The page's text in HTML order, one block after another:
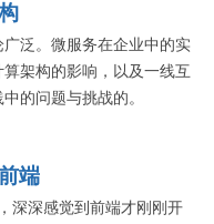
泛。微服务在企业中的实
架构的影响，以及一线互
的问题与挑战的。
端
深深感觉到前端才刚刚开